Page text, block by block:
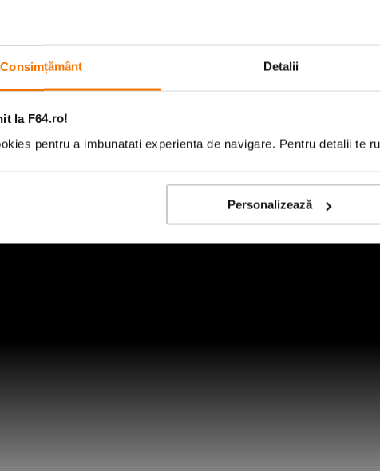
Consimțământ Detalii
la F64.ro!
pentru a imbunatati experienta de navigare. Pentru detalii te
Personalizează